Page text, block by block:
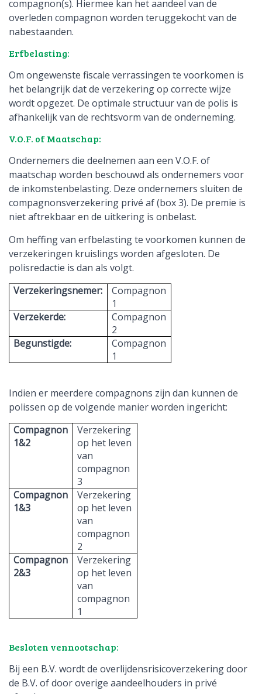
compagnon(s). Hiermee kan het aandeel van de
overleden compagnon worden teruggekocht van de
nabestaanden.
Erfbelasting:
Om ongewenste fiscale verrassingen te voorkomen is
het belangrijk dat de verzekering op correcte wijze
wordt opgezet. De optimale structuur van de polis is
afhankelijk van de rechtsvorm van de onderneming.
V.O.F. of Maatschap:
Ondernemers die deelnemen aan een V.O.F. of
maatschap worden beschouwd als ondernemers voor
de inkomstenbelasting. Deze ondernemers sluiten de
compagnonsverzekering privé af (box 3). De premie is
niet aftrekbaar en de uitkering is onbelast.
Om heffing van erfbelasting te voorkomen kunnen de
verzekeringen kruislings worden afgesloten. De
polisredactie is dan als volgt.
Verzekeringsnemer:
Compagnon
1
Verzekerde:
Compagnon
2
Begunstigde:
Compagnon
1
Indien er meerdere compagnons zijn dan kunnen de
polissen op de volgende manier worden ingericht:
Compagnon
1&2
Verzekering
op het leven
van
compagnon
3
Compagnon
1&3
Verzekering
op het leven
van
compagnon
2
Compagnon
2&3
Verzekering
op het leven
van
compagnon
1
Besloten vennootschap:
Bij een B.V. wordt de overlijdensrisicoverzekering door
de B.V. of door overige aandeelhouders in privé